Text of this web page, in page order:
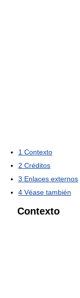
1 Contexto
2 Créditos
3 Enlaces externos
4 Véase también
Contexto